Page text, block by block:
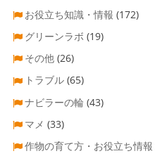
お役立ち知識・情報 (172)
グリーンラボ (19)
その他 (26)
トラブル (65)
ナビラーの輪 (43)
マメ (33)
作物の育て方・お役立ち情報